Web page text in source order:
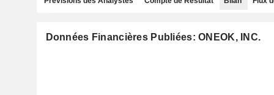
Données Financières Publiées: ONEOK, INC.